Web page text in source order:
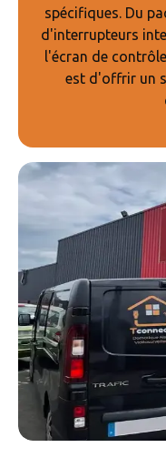
spécifiques. Du
d'interrupteurs
l'écran de
est d'offrir un